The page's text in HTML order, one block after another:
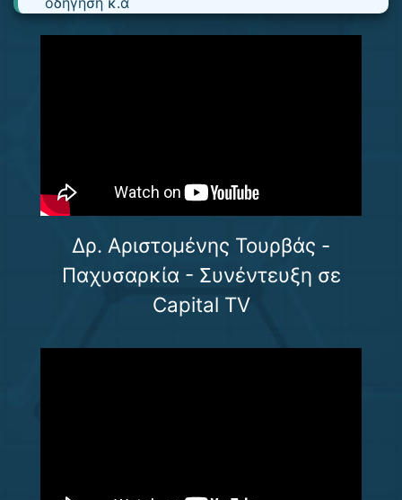
Δρ. Αριστομένης Τουρβάς -
Παχυσαρκία - Συνέντευξη σε
Capital TV